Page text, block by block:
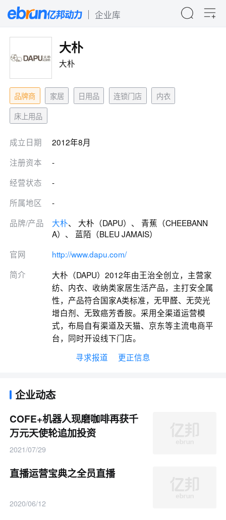
企业库
大朴
大朴
品牌商 家居 日用品 连锁门店
内衣
床上用品
成立日期
2012年8月
注册资本
-
经营状态
-
所属地区
-
品牌/产品
大朴、 大朴（DAPU）、 青蕉（CHEEBANN
A）、 蓝陌（BLEU JAMAIS）
官网
http://www.dapu.com/
简介
大朴（DAPU）2012年由王治全创立，主营家
纺、内衣、收纳类家居生活产品，主打安全属
性，产品符合国家A类标准，无甲醛、无荧光
增白剂、无致癌芳香胺。采用全渠道运营模
式，布局自有渠道及天猫、京东等主流电商平
台，同时开设线下门店。
寻求报道
更正信息
企业动态
COFE+机器人现磨咖啡再获千
万元天使轮追加投资
2021/07/29
直播运营宝典之全员直播
2020/06/12